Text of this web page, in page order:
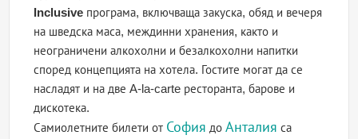
Inclusive програма, включваща закуска, обяд и вечеря
на шведска маса, междинни хранения, както и
неограничени алкохолни и безалкохолни напитки
според концепцията на хотела. Гостите могат да се
насладят и на две A-la-carte ресторанта, барове и
дискотека.
Самиолетните билети от София доАнталия са